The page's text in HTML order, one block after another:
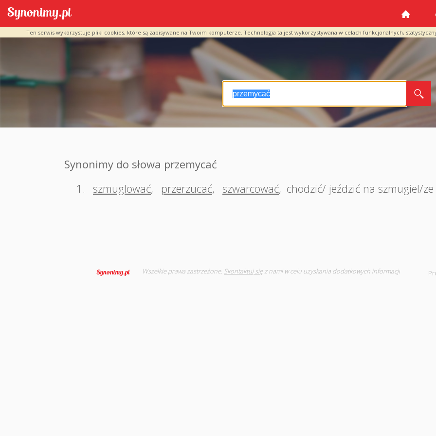
Ten serwis wykorzystuje pliki cookies, które są zapisywane na Twoim komputerze. Technologia ta jest wykorzystywana w celach funkcjonalnych,
Synonimy do słowa przemycać
1.
szmuglować, przerzucać, szwarcować, chodzić/ jeździć na szmugiel/
Wszelkie prawa zastrzeżone. Skontaktuj sięz nami w celu uzyskania dodatkowych informacji